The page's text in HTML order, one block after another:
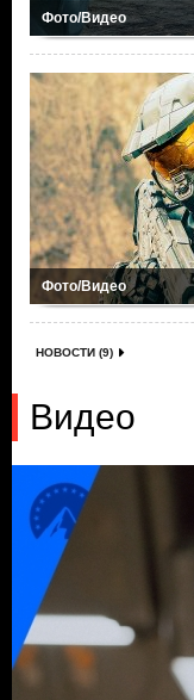
Фото/Видео
Фото/Видео
НОВОСТИ (9)
Видео